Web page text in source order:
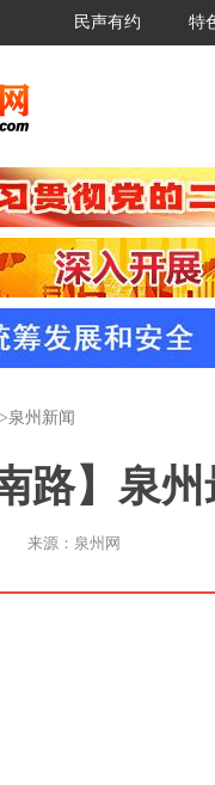
民声有约 特
>泉州新闻
路】泉
来源：泉州网